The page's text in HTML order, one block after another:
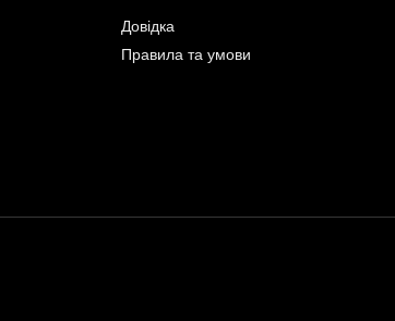
Довідка
Правила та умови